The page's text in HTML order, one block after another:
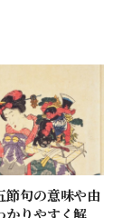
節句の意味や由
かりやすく解